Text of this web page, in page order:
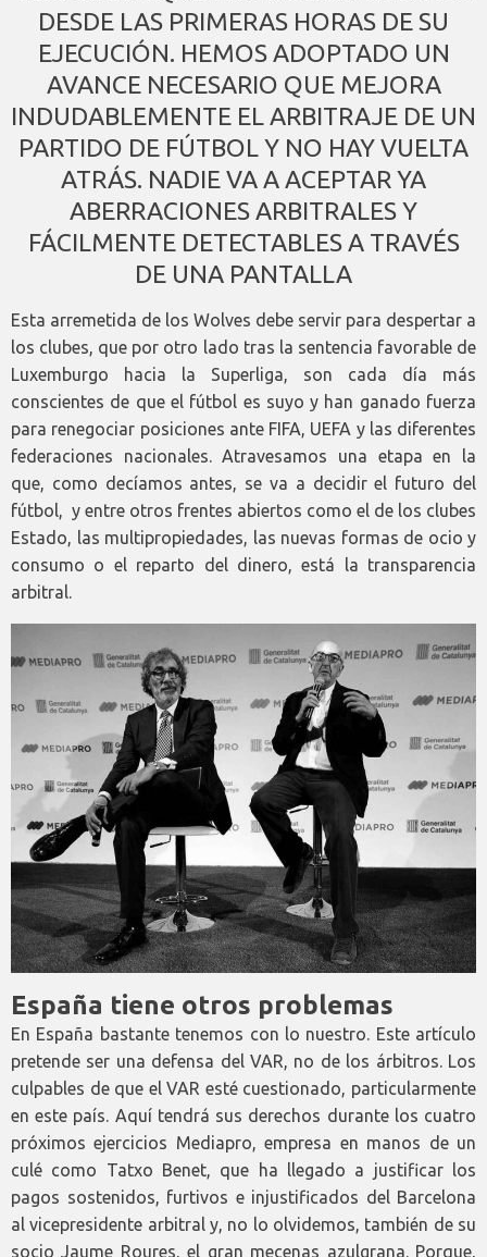
DESDE LAS PRIMERAS HORAS DE SU
EJECUCIÓN. HEMOS ADOPTADO UN
AVANCE NECESARIO QUE MEJORA
INDUDABLEMENTE EL ARBITRAJE DE UN
PARTIDO DE FÚTBOL Y NO HAY VUELTA
ATRÁS. NADIE VA A ACEPTAR YA
ABERRACIONES ARBITRALES Y
FÁCILMENTE DETECTABLES A TRAVÉS
DE UNA PANTALLA
Esta arremetida de los Wolves debe servir para despertar a
los clubes, que por otro lado tras la sentencia favorable de
Luxemburgo hacia la Superliga, son cada día más
conscientes de que el fútbol es suyo y han ganado fuerza
para renegociar posiciones ante FIFA, UEFA y las diferentes
federaciones nacionales. Atravesamos una etapa en la
que, como decíamos antes, se va a decidir el futuro del
fútbol, y entre otros frentes abiertos como el de los clubes
Estado, las multipropiedades, las nuevas formas de ocio y
consumo o el reparto del dinero, está la transparencia
arbitral.
España tiene otros problemas
En España bastante tenemos con lo nuestro. Este artículo
pretende ser una defensa del VAR, no de los árbitros. Los
culpables de que el VAR esté cuestionado, particularmente
en este país. Aquí tendrá sus derechos durante los cuatro
próximos ejercicios Mediapro, empresa en manos de un
culé como Tatxo Benet, que ha llegado a justificar los
pagos sostenidos, furtivos e injustificados del Barcelona
al vicepresidente arbitral y, no lo olvidemos, también de su
socio Jaume Roures, el gran mecenas azulgrana. Porque,